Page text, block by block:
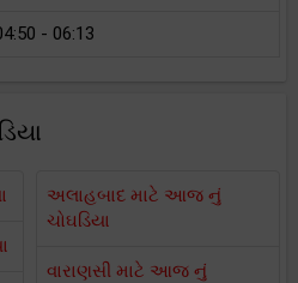
- 06:13
અલાહબાદ માટે આજ નું
ચોઘડિયા
વારાણસી માટે આજ નું